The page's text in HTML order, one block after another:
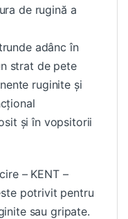
de rugină a
adânc în
strat de pete
ruginite și
și în vopsitorii
– KENT –
potrivit pentru
sau gripate.